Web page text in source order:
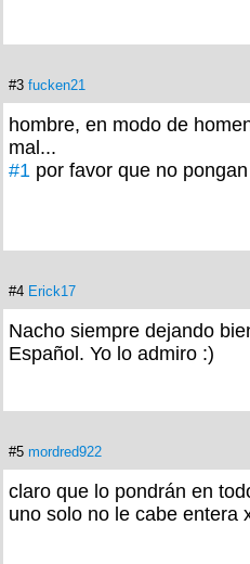
#3 fucken21
hombre, en modo de
mal...
#1 por favor que no
#4 Erick17
Nacho siempre dejando
Español. Yo lo admiro :)
#5 mordred922
claro que lo pondrán en
uno solo no le cabe entera